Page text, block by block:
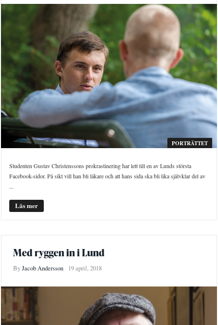
PORTRÄTTET
Studenten Gustav Christenssons prokrastinering har lett till en av Lunds största
Facebook-sidor. På sikt vill han bli läkare och att hans sida ska bli lika självklar del av
...
Läs mer
Med ryggen in i Lund
ByJacob Andersson 19 april, 2018